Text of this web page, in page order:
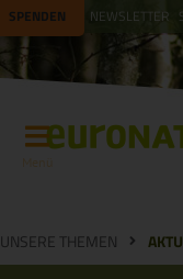
SPENDEN NEWSLETTER
UNSERE THEMEN